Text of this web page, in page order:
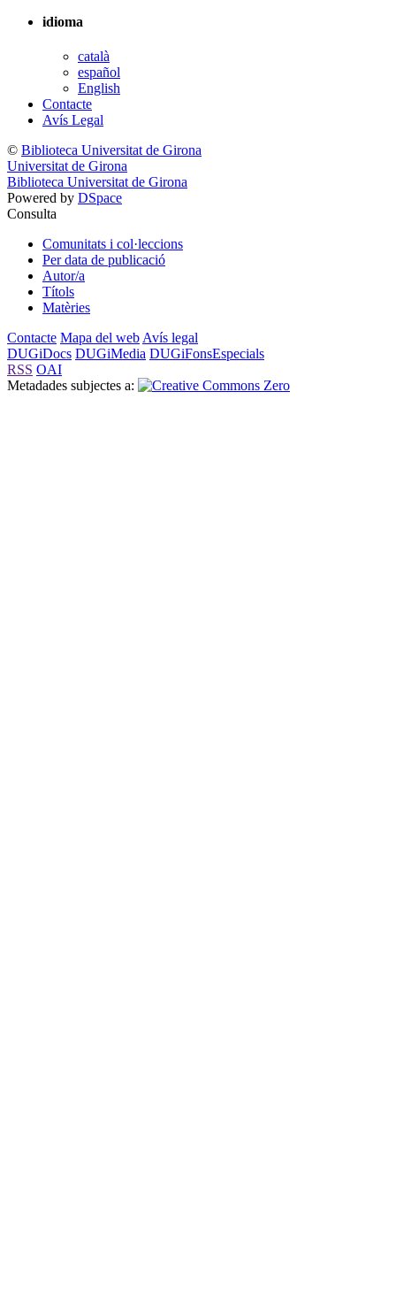
idioma
català
español
English
Contacte
Avís Legal
© Biblioteca Universitat de Girona
Universitat de Girona
Biblioteca Universitat de Girona
Powered by DSpace
Consulta
Comunitats i col·leccions
Per data de publicació
Autor/a
Títols
Matèries
Contacte Mapa del web Avís legal
DUGiDocs DUGiMedia DUGiFonsEspecials
RSS OAI
Metadades subjectes a: